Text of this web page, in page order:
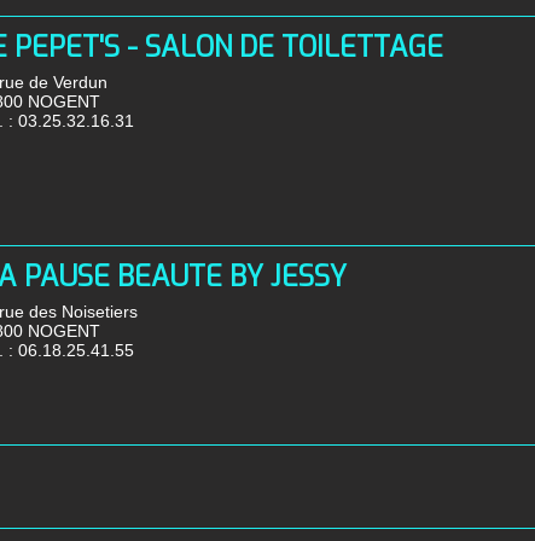
PEPET'S - SALON DE TOILETTAGE
de Verdun
NOGENT
: 03.25.32.16.31
PAUSE BEAUTE BY JESSY
des Noisetiers
NOGENT
: 06.18.25.41.55